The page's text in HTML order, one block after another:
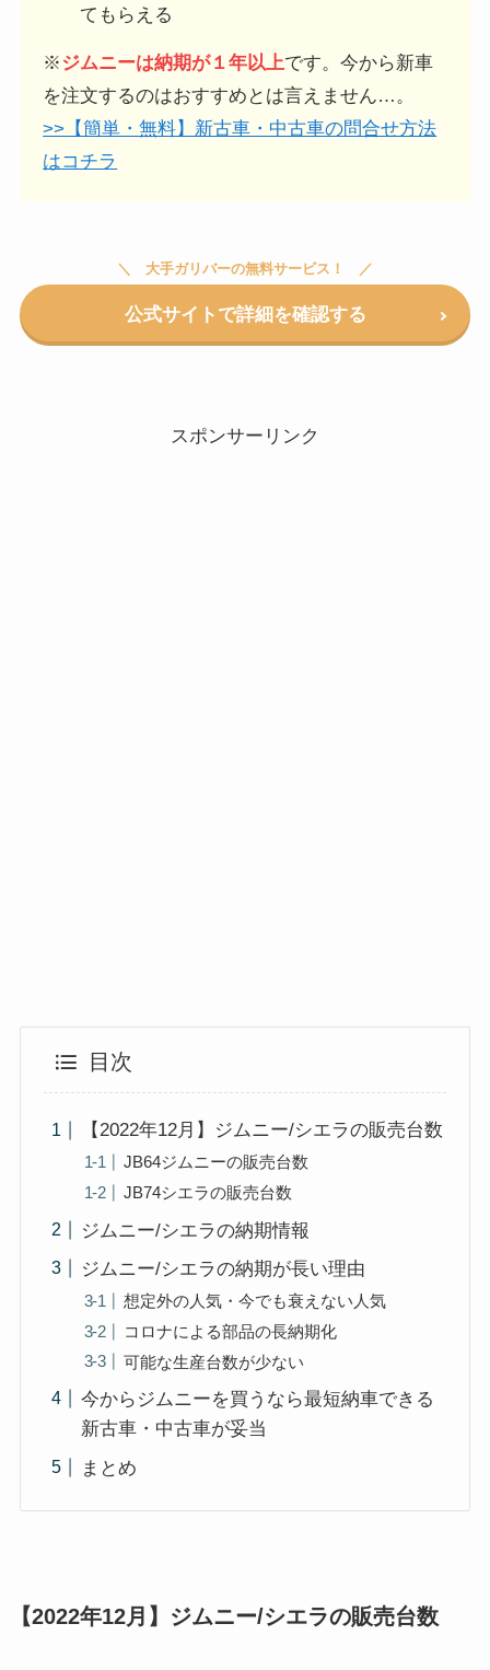
てもらえる
※ジムニーは納期が１年以上です。今から新車
を注文するのはおすすめとは言えません…。
>>【簡単・無料】新古車・中古車の問合せ方法
はコチラ
大手ガリバーの無料サービス！
公式サイトで詳細を確認する
スポンサーリンク
目次
【2022年12月】ジムニー/シエラの販売台数
JB64ジムニーの販売台数
JB74シエラの販売台数
ジムニー/シエラの納期情報
ジムニー/シエラの納期が長い理由
想定外の人気・今でも衰えない人気
コロナによる部品の長納期化
可能な生産台数が少ない
今からジムニーを買うなら最短納車できる
新古車・中古車が妥当
まとめ
【2022年12月】ジムニー/シエラの販売台数